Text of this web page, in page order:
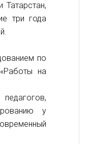
Татарстан,
три года
по
на
у